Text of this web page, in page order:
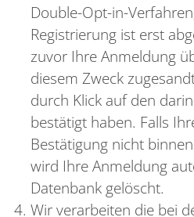
Double-Opt-in-
Registrierung ist erst
zuvor Ihre Anmeldung
diesem Zweck
durch Klick auf den
bestätigt haben. Falls
Bestätigung nicht
wird Ihre Anmeldung
Datenbank gelöscht.
Wir verarbeiten die bei